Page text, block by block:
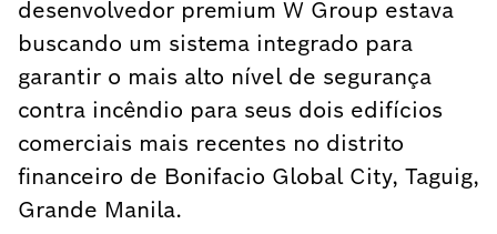
desenvolvedor premium W Group estava
buscando um sistema integrado para
garantir o mais alto nível de segurança
contra incêndio para seus dois edifícios
comerciais mais recentes no distrito
financeiro de Bonifacio Global City, Taguig,
Grande Manila.